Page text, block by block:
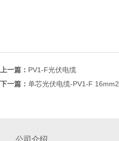
上一篇： PV1-F光伏电缆
下一篇： 单芯光伏电缆-PV1-F 16mm2
公司介绍